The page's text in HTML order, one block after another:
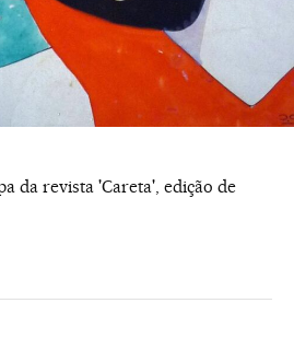
da revista 'Careta', edição de